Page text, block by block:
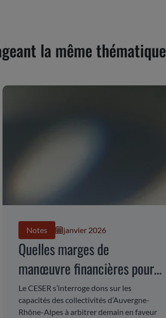
la même thématique
Notes janvier 2026
Quelles marges de
manœuvre financières pour
les collectivités territoriales
en Auvergne-Rhône-Alpes ?
Le CESER s’interroge dons sur les
capacités des collectivités d’Auvergne-
Rhône-Alpes à arbitrer demain en faveur